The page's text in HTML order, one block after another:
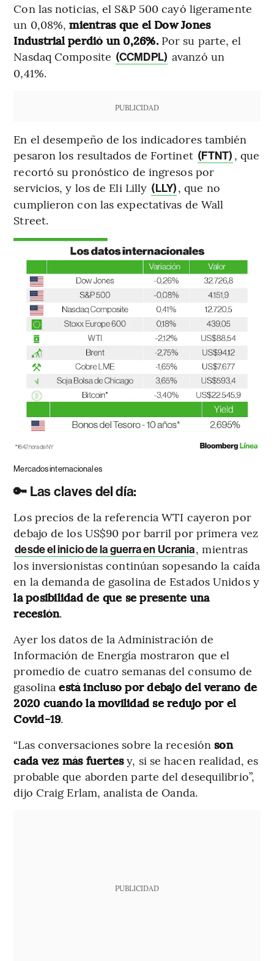
Con las noticias, el S&P 500 cayó ligeramente
un 0,08%,mientras que el Dow Jones
Industrial perdió un 0,26%.Por su parte, el
Nasdaq Composite (CCMDPL) avanzó un
0,41%.
PUBLICIDAD
En el desempeño de los indicadores también
pesaron los resultados de Fortinet (FTNT) , que
recortó su pronóstico de ingresos por
servicios, y los de Eli Lilly (LLY), que no
cumplieron con las expectativas de Wall
Street.
Mercados internacionales
🔑 Las claves del día:
Los precios de la referencia WTI cayeron por
debajo de los US$90 por barril por primera vez
desde el inicio de la guerra en Ucrania, mientras
los inversionistas continúan sopesando la caída
en la demanda de gasolina de Estados Unidos y
la posibilidad de que se presente una
recesión.
Ayer los datos de la Administración de
Información de Energía mostraron que el
promedio de cuatro semanas del consumo de
gasolinaestá incluso por debajo del verano de
2020 cuando la movilidad se redujo por el
Covid-19.
“Las conversaciones sobre la recesiónson
cada vez más fuertesy, si se hacen realidad, es
probable que aborden parte del desequilibrio”,
dijo Craig Erlam, analista de Oanda.
PUBLICIDAD